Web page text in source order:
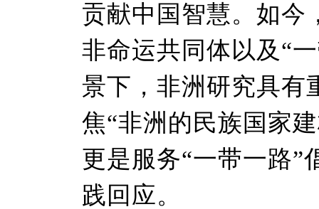
贡献中国智慧。如今
非命运共同体以及“
景下，非洲研究具有
焦“非洲的民族国家
更是服务“一带一路”
践回应。